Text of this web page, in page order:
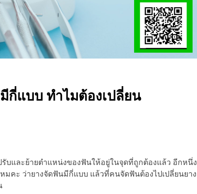
กี่แบบ ทำไมต้องเปลี่ยน
และย้ายตำแหน่งของฟันให้อยู่ในจุดที่ถูกต้องแล้ว อีกหนึ่ง
มคะ ว่ายางจัดฟันมีกี่แบบ แล้วที่คนจัดฟันต้องไปเปลี่ยนยาง